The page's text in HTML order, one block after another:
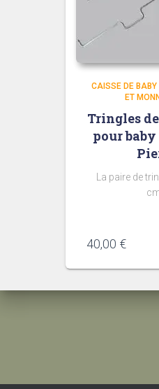
CAISSE DE BABY
ET
Tringles
pour
La paire de
40,00 €